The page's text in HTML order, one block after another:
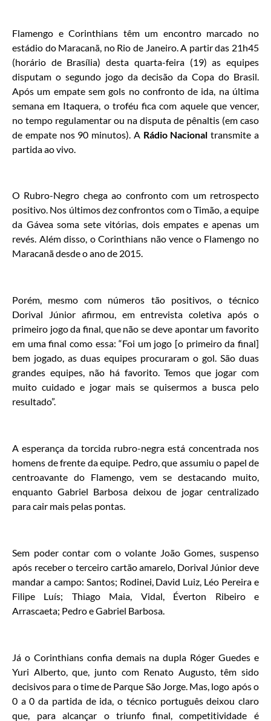
Flamengo e Corinthians têm um encontro marcado no
estádio do Maracanã, no Rio de Janeiro. A partir das 21h45
(horário de Brasília) desta quarta-feira (19) as equipes
disputam o segundo jogo da decisão da Copa do Brasil.
Após um empate sem gols no confronto de ida, na última
semana em Itaquera, o troféu fica com aquele que vencer,
no tempo regulamentar ou na disputa de pênaltis (em caso
de empate nos 90 minutos). A Rádio Nacional transmite a
partida ao vivo.
O Rubro-Negro chega ao confronto com um retrospecto
positivo. Nos últimos dez confrontos com o Timão, a equipe
da Gávea soma sete vitórias, dois empates e apenas um
revés. Além disso, o Corinthians não vence o Flamengo no
Maracanã desde o ano de 2015.
Porém, mesmo com números tão positivos, o técnico
Dorival Júnior afirmou, em entrevista coletiva após o
primeiro jogo da final, que não se deve apontar um favorito
em uma final como essa: “Foi um jogo [o primeiro da final]
bem jogado, as duas equipes procuraram o gol. São duas
grandes equipes, não há favorito. Temos que jogar com
muito cuidado e jogar mais se quisermos a busca pelo
resultado”.
A esperança da torcida rubro-negra está concentrada nos
homens de frente da equipe. Pedro, que assumiu o papel de
centroavante do Flamengo, vem se destacando muito,
enquanto Gabriel Barbosa deixou de jogar centralizado
para cair mais pelas pontas.
Sem poder contar com o volante João Gomes, suspenso
após receber o terceiro cartão amarelo, Dorival Júnior deve
mandar a campo: Santos; Rodinei, David Luiz, Léo Pereira e
Filipe Luís; Thiago Maia, Vidal, Éverton Ribeiro e
Arrascaeta; Pedro e Gabriel Barbosa.
Já o Corinthians confia demais na dupla Róger Guedes e
Yuri Alberto, que, junto com Renato Augusto, têm sido
decisivos para o time de Parque São Jorge. Mas, logo após o
0 a 0 da partida de ida, o técnico português deixou claro
que, para alcançar o triunfo final, competitividade é